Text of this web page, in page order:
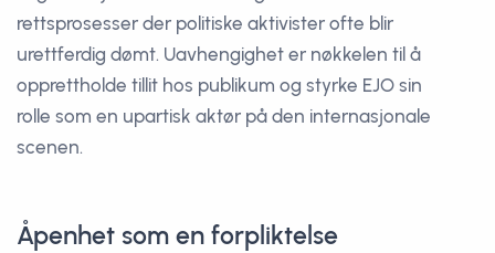
rettsprosesser der politiske aktivister ofte blir
urettferdig dømt. Uavhengighet er nøkkelen til å
opprettholde tillit hos publikum og styrke EJO sin
rolle som en upartisk aktør på den internasjonale
scenen.
Åpenhet som en forpliktelse